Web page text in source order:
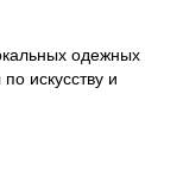
одежных
искусству и